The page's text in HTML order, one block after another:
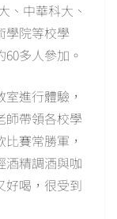
、中華科大、
學院等校學
多人參加。
進行體驗，
師帶領各校學
賽常勝軍，
酒精調酒與咖
好喝，很受到